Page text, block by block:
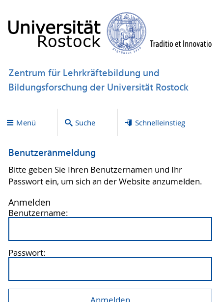
Zentrum für Lehrkräftebildung und
Bildungsforschung der Universität Rostock
Menü Suche Schnelleinstieg
Benutzeranmeldung
Bitte geben Sie Ihren Benutzernamen und Ihr
Passwort ein, um sich an der Website anzumelden.
Anmelden
Benutzername:
Passwort: